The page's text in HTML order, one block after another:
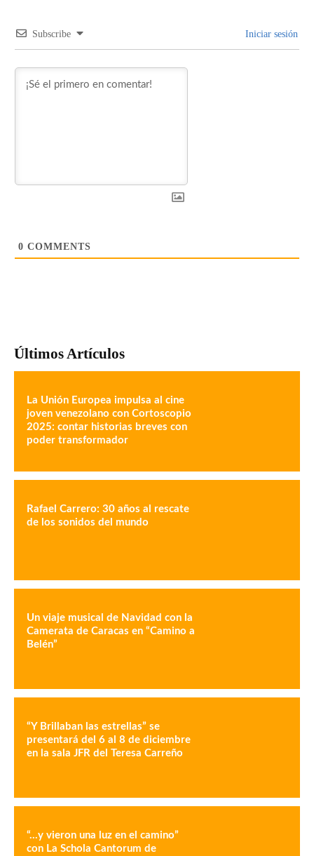
Subscribe Iniciar sesión
0 COMMENTS
Últimos Artículos
La Unión Europea impulsa al cine
joven venezolano con Cortoscopio
2025: contar historias breves con
poder transformador
Rafael Carrero: 30 años al rescate
de los sonidos del mundo
Un viaje musical de Navidad con la
Camerata de Caracas en “Camino a
Belén”
“Y Brillaban las estrellas” se
presentará del 6 al 8 de diciembre
en la sala JFR del Teresa Carreño
“…y vieron una luz en el camino”
con La Schola Cantorum de